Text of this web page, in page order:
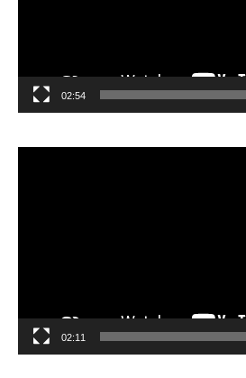
02:54
02:11